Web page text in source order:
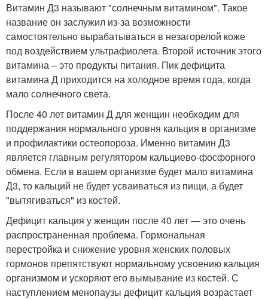
Витамин Д3 называют "солнечным витамином". Такое
название он заслужил из-за возможности
самостоятельно вырабатываться в незагорелой коже
под воздействием ультрафиолета. Второй источник этого
витамина – это продукты питания. Пик дефицита
витамина Д приходится на холодное время года, когда
мало солнечного света.
После 40 лет витамин Д для женщин необходим для
поддержания нормального уровня кальция в организме
и профилактики остеопороза. Именно витамин Д3
является главным регулятором кальциево-фосфорного
обмена. Если в вашем организме будет мало витамина
Д3, то кальций не будет усваиваться из пищи, а будет
"вытягиваться" из костей.
Дефицит кальция у женщин после 40 лет — это очень
распространенная проблема. Гормональная
перестройка и снижение уровня женских половых
гормонов препятствуют нормальному усвоению кальция
организмом и ускоряют его вымывание из костей. С
наступлением менопаузы дефицит кальция возрастает